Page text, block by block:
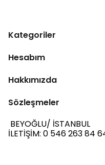
Kategoriler
Hesabım
Hakkımızda
Sözleşmeler
BEYOĞLU/ İSTANBUL
İLETİŞİM: 0 546 263 84